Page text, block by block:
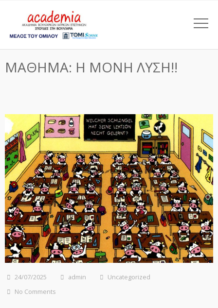
ΜΑΘΗΜΑ: Η ΜΟΝΗ ΛΥΣΗ!!
24/07/2025 admin
Uncategorized
No Comments